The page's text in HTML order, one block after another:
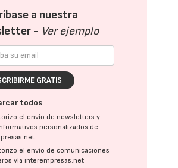
a nuestra
- Ver ejemplo
GRATIS
todos
el envío de newsletters y
personalizados de
el envío de comunicaciones
vía interempresas.net